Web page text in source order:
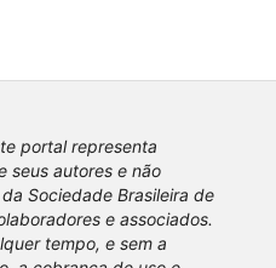
portal representa
seus autores e não
Sociedade Brasileira de
e associados.
tempo, e sem a